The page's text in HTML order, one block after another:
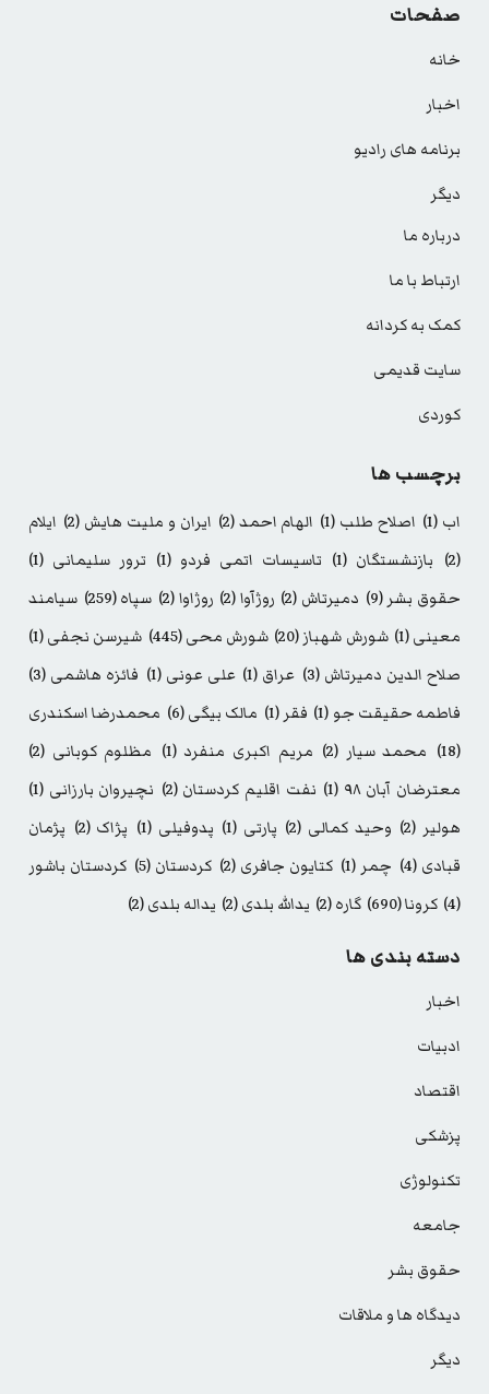
صفحات
خانه
اخبار
برنامه های رادیو
دیگر
درباره ما
ارتباط با ما
کمک به کردانه
سایت قدیمی
کوردی
برچسب ها
اب (1) اصلاح طلب (1) الهام احمد(2) ایران و ملیت هایش (2)
ایلام
(2)
بازنشستگان (1) تاسیسات اتمی فردو (1) ترور سلیمانی (1)
حقوق بشر (9) دمیرتاش (2) روژآوا(2) روژاوا(2) سپاه(259)
سیامند
معینی(1) شورش شهباز(20) شورش محی(445) شیرسن نجفی(1)
صلاح الدین دمیرتاش (3) عراق (1) علی عونی (1) فائزه هاشمی (3)
فاطمه حقیقت جو (1) فقر (1) مالک بیگی(6)
محمدرضا اسکندری
(18)
محمد سیار (2) مریم اکبری منفرد (1) مظلوم کوبانی (2)
معترضان آبان ۹۸
(1) نفت اقلیم کردستان (2) نچیروان بارزانی (1)
هولیر (2) وحید کمالی (2) پارتی (1) پدوفیلی (1) پژاک (2)
پژمان
قبادی (4) چمر (1) کتایون جافری (2) کردستان (5)
کردستان باشور
(4)
کرونا(690) گاره(2) یدالله بلدی(2) یداله بلدی(2)
دسته بندی ها
اخبار
ادبیات
اقتصاد
پزشکی
تکنولوژی
جامعه
حقوق بشر
دیدگاه ها و ملاقات
دیگر